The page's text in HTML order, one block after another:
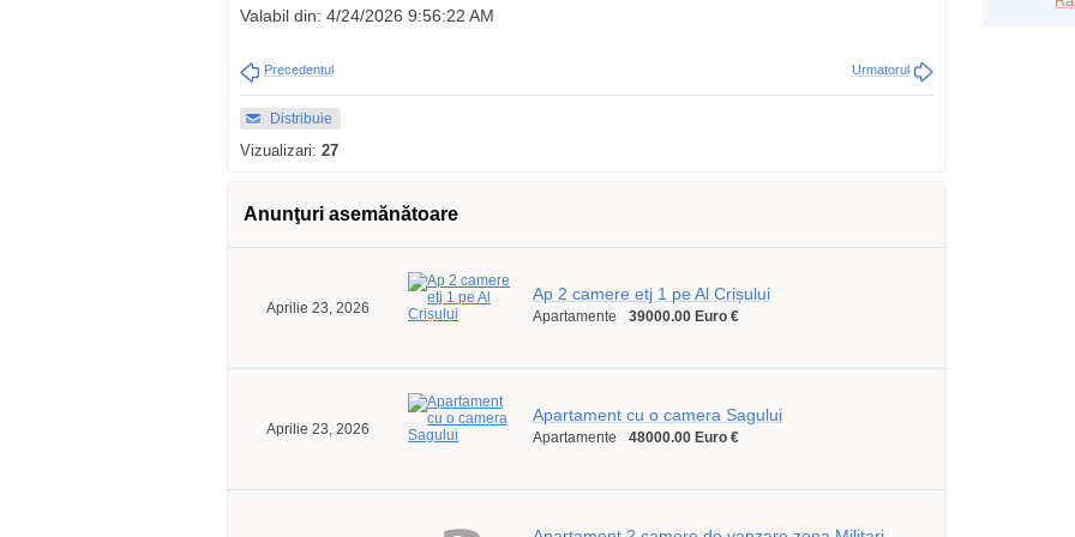
Valabil din: 4/24/2026 9:56:22 AM
Precedentul Urmatorul
Distribuie
Vizualizari: 27
Anunţuri asemănătoare
Aprilie 23, 2026
Ap 2 camere etj 1 pe Al Crișului
Apartamente 39000.00 Euro €
Aprilie 23, 2026
Apartament cu o camera Sagului
Apartamente 48000.00 Euro €